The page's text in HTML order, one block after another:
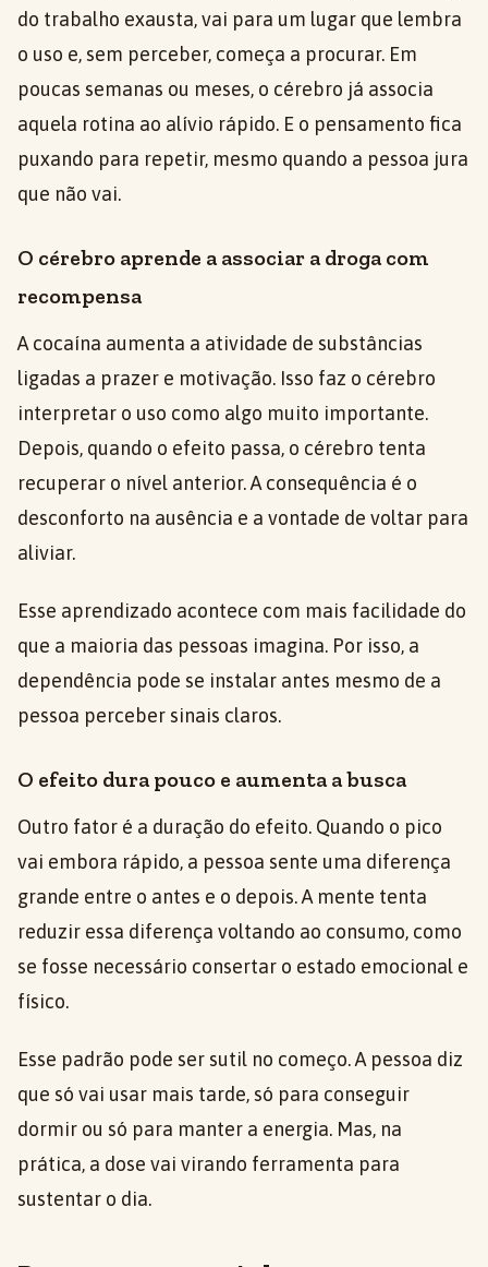
do trabalho exausta, vai para um lugar que lembra
o uso e, sem perceber, começa a procurar. Em
poucas semanas ou meses, o cérebro já associa
aquela rotina ao alívio rápido. E o pensamento fica
puxando para repetir, mesmo quando a pessoa jura
que não vai.
O cérebro aprende a associar a droga com
recompensa
A cocaína aumenta a atividade de substâncias
ligadas a prazer e motivação. Isso faz o cérebro
interpretar o uso como algo muito importante.
Depois, quando o efeito passa, o cérebro tenta
recuperar o nível anterior. A consequência é o
desconforto na ausência e a vontade de voltar para
aliviar.
Esse aprendizado acontece com mais facilidade do
que a maioria das pessoas imagina. Por isso, a
dependência pode se instalar antes mesmo de a
pessoa perceber sinais claros.
O efeito dura pouco e aumenta a busca
Outro fator é a duração do efeito. Quando o pico
vai embora rápido, a pessoa sente uma diferença
grande entre o antes e o depois. A mente tenta
reduzir essa diferença voltando ao consumo, como
se fosse necessário consertar o estado emocional e
físico.
Esse padrão pode ser sutil no começo. A pessoa diz
que só vai usar mais tarde, só para conseguir
dormir ou só para manter a energia. Mas, na
prática, a dose vai virando ferramenta para
sustentar o dia.